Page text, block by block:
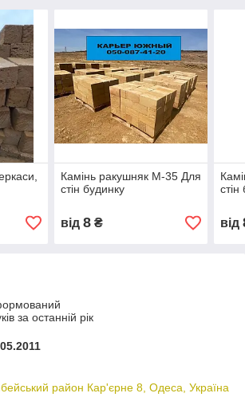
Камінь ракушняк М-35 Для
стін будинку
від 8₴
стін
від
за останній рік
район Кар'єрне 8, Одеса, Україна